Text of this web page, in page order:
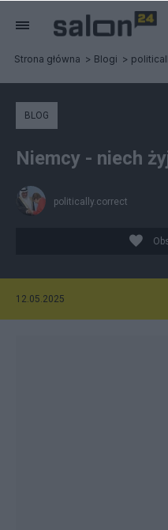
Strona główna Blogi
BLOG
Niemcy - niech
politically.correct
12.05.2025